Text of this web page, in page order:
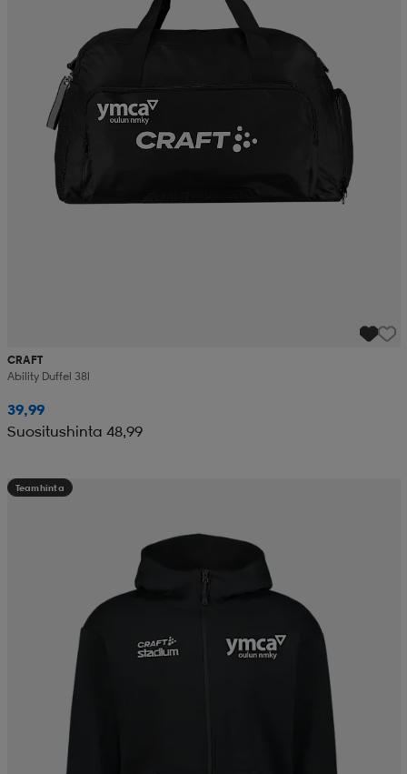
CRAFT
Ability Duffel 38l
39,99
Suositushinta 48,99
Teamhinta